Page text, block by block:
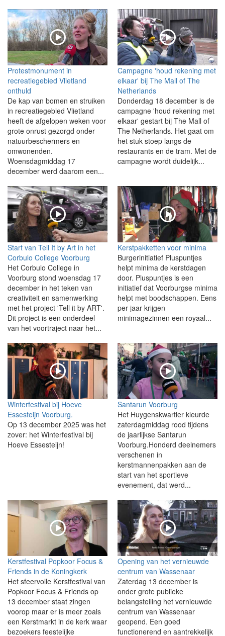
Protestmonument in
recreatiegebied Vlietland
onthuld
De kap van bomen en struiken
in recreatiegebied Vlietland
heeft de afgelopen weken voor
grote onrust gezorgd onder
natuurbeschermers en
omwonenden.
Woensdagmiddag 17
december werd daarom een...
Campagne 'houd rekening met
elkaar' bij The Mall of The
Netherlands
Donderdag 18 december is de
campagne 'houd rekening met
elkaar' gestart bij The Mall of
The Netherlands. Het gaat om
het stuk stoep langs de
restaurants en de tram. Met de
campagne wordt duidelijk...
Start van Tell It by Art in het
Corbulo College Voorburg
Het Corbulo College in
Voorburg stond woensdag 17
december in het teken van
creativiteit en samenwerking
met het project 'Tell it by ART'.
Dit project is een onderdeel
van het voortraject naar het...
Kerstpakketten voor minima
Burgerinitiatief Pluspuntjes
helpt minima de kerstdagen
door. Pluspuntjes is een
initiatief dat Voorburgse minima
helpt met boodschappen. Eens
per jaar krijgen
minimagezinnen een royaal...
Winterfestival bij Hoeve
Essesteijn Voorburg.
Op 13 december 2025 was het
zover: het Winterfestival bij
Hoeve Essesteijn!
Santarun Voorburg
Het Huygenskwartier kleurde
zaterdagmiddag rood tijdens
de jaarlijkse Santarun
Voorburg.Honderd deelnemers
verschenen in
kerstmannenpakken aan de
start van het sportieve
evenement, dat werd...
Kerstfestival Popkoor Focus &
Friends in de Koningkerk
Het sfeervolle Kerstfestival van
Popkoor Focus & Friends op
13 december staat zingen
voorop maar er is meer zoals
een Kerstmarkt in de kerk waar
bezoekers feestelijke
Opening van het vernieuwde
centrum van Wassenaar
Zaterdag 13 december is
onder grote publieke
belangstelling het vernieuwde
centrum van Wassenaar
geopend. Een goed
functionerend en aantrekkelijk